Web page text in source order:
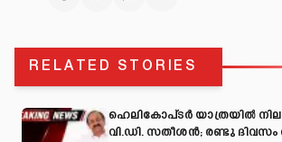
RELATED STORIES
ഹെലികോപ്ടർ യാത്രയിൽ
വി.ഡി. സതീശൻ; രണ്ടു ദിവസം